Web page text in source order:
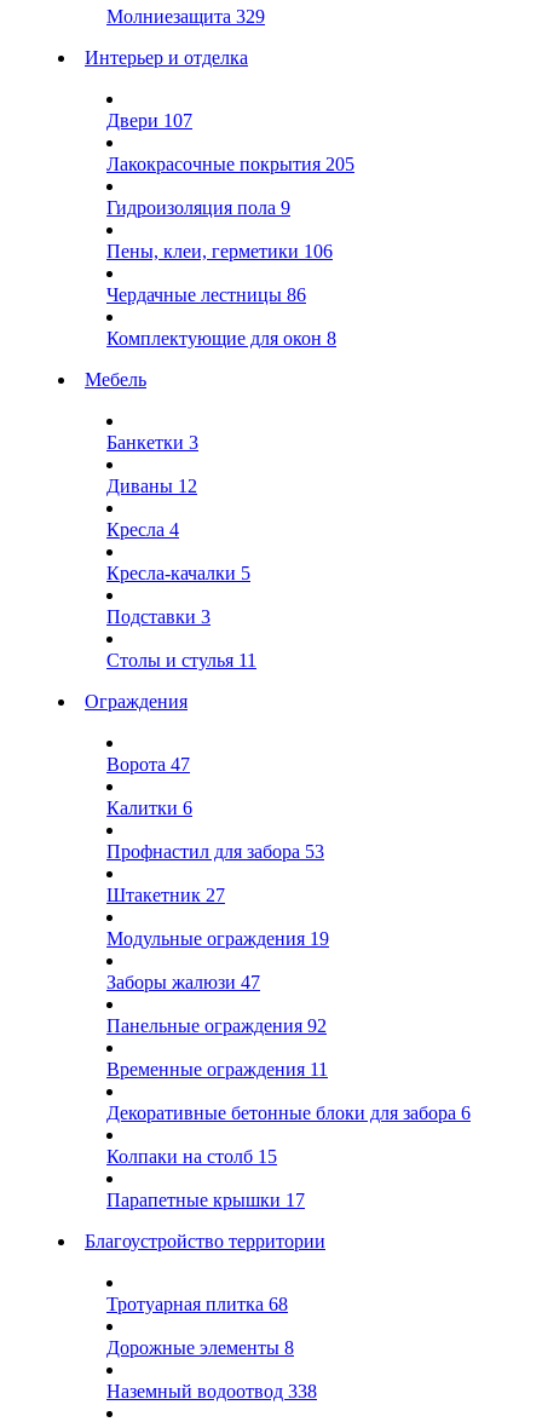
Молниезащита 329
Интерьер и отделка
Двери 107
Лакокрасочные покрытия 205
Гидроизоляция пола 9
Пены, клеи, герметики 106
Чердачные лестницы 86
Комплектующие для окон 8
Мебель
Банкетки 3
Диваны 12
Кресла 4
Кресла-качалки 5
Подставки 3
Столы и стулья 11
Ограждения
Ворота 47
Калитки 6
Профнастил для забора 53
Штакетник 27
Модульные ограждения 19
Заборы жалюзи 47
Панельные ограждения 92
Временные ограждения 11
Декоративные бетонные блоки для забора 6
Колпаки на столб 15
Парапетные крышки 17
Благоустройство территории
Тротуарная плитка 68
Дорожные элементы 8
Наземный водоотвод 338